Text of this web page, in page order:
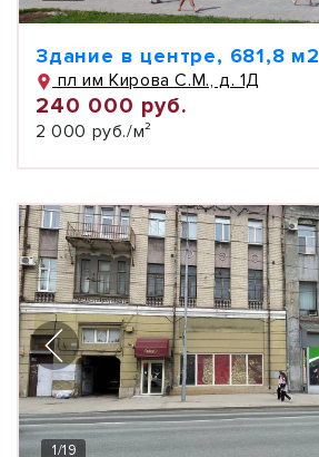
Здание в центре, 681,8 м2
пл им Кирова С.М., д. 1Д
240 000 руб.
2 000 руб./м²
1/19